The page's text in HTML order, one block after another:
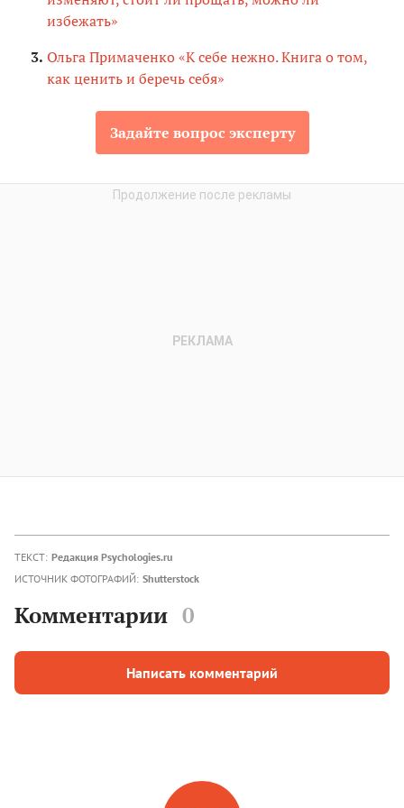
избежать»
Ольга Примаченко «К себе нежно. Книга о том,
как ценить и беречь себя»
Задайте вопрос эксперту
ТЕКСТ: Редакция Psychologies.ru
ИСТОЧНИК ФОТОГРАФИЙ: Shutterstock
Комментарии 0
Написать комментарий